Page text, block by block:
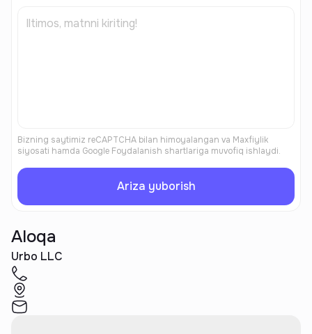
Bizning saytimiz reCAPTCHA bilan himoyalangan va Maxfiylik
siyosati hamda Google Foydalanish shartlariga muvofiq ishlaydi.
Ariza yuborish
Aloqa
Urbo LLC